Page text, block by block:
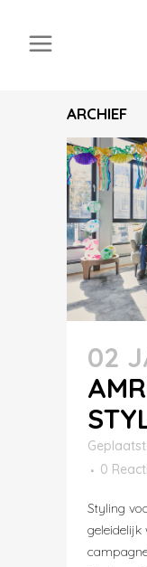
ARCHIEF
02
0
Styling
geleidelijk